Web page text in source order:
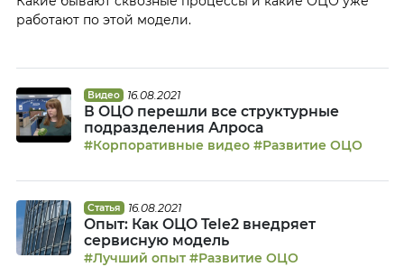
[…]
работают по этой модели.
Видео 16.08.2021
В ОЦО перешли все структурные
подразделения Алроса
#Корпоративные видео #Развитие ОЦО
Статья 16.08.2021
Опыт: Как ОЦО Tele2 внедряет
сервисную модель
#Лучший опыт #Развитие ОЦО